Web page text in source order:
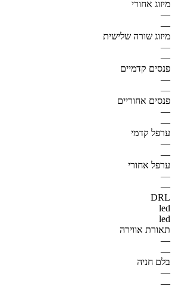
מיזוג אחורי
—
—
מיזוג שורה שלישית
—
—
פנסים קדמיים
—
—
פנסים אחוריים
—
—
ערפל קדמי
—
—
ערפל אחורי
—
—
DRL
led
led
תאורת אווירה
—
—
בלם חניה
—
—